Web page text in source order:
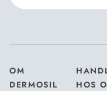
OM
DERMOSIL
HOS